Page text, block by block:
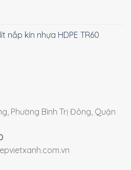
nắp kín nhựa HDPE TR60
Phường Bình Trị Đông, Quận